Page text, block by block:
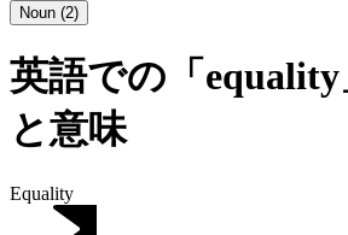
Noun (2)
英語での「
と意味
Equality